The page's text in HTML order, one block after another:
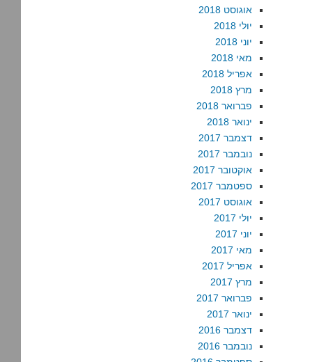
אוגוסט 2018
יולי 2018
יוני 2018
מאי 2018
אפריל 2018
מרץ 2018
פברואר 2018
ינואר 2018
דצמבר 2017
נובמבר 2017
אוקטובר 2017
ספטמבר 2017
אוגוסט 2017
יולי 2017
יוני 2017
מאי 2017
אפריל 2017
מרץ 2017
פברואר 2017
ינואר 2017
דצמבר 2016
נובמבר 2016